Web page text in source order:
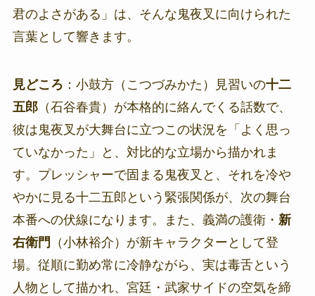
君のよさがある」は、そんな鬼夜叉に向けられた
言葉として響きます。
見どころ ：小鼓方（こつづみかた）見習いの十二
五郎（石谷春貴）が本格的に絡んでくる話数で、
彼は鬼夜叉が大舞台に立つこの状況を「よく思っ
ていなかった」と、対比的な立場から描かれま
す。プレッシャーで固まる鬼夜叉と、それを冷や
やかに見る十二五郎という緊張関係が、次の舞台
本番への伏線になります。また、義満の護衛・ 新
右衛門
（小林裕介）が新キャラクターとして登
場。従順に勤め常に冷静ながら、実は毒舌という
人物として描かれ、宮廷・武家サイドの空気を締